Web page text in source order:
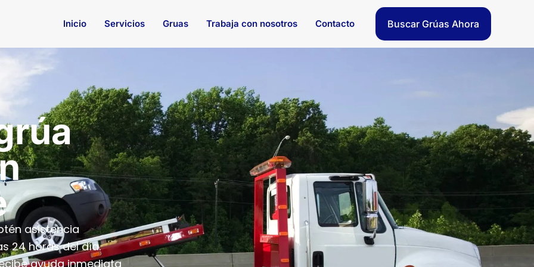
Inicio Servicios Gruas Trabaja con nosotros Contacto Buscar Grúas Ahora
asistencia
24 horas del día.
ayuda inmediata